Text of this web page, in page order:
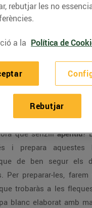
de
a casa i vols
que senzillaperitiu?
i prepara aquestes
de ben segur els
Per preparar-les,
que trobaràs a les
blanc elaborat amb
rebutjar les no
a la Política de
Rebutjar